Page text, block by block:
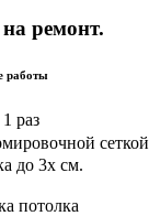
ремонт.
работы
раз
сеткой
до 3х см.
потолка